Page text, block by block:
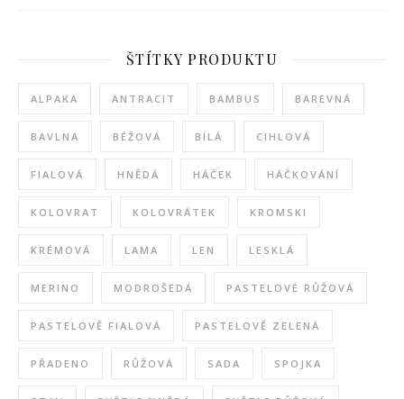
ŠTÍTKY PRODUKTU
ALPAKA ANTRACIT BAMBUS BAREVNÁ
BAVLNA BÉŽOVÁ BÍLÁ CIHLOVÁ
FIALOVÁ HNĚDÁ HÁČEK HÁČKOVÁNÍ
KOLOVRAT KOLOVRÁTEK KROMSKI
KRÉMOVÁ LAMA LEN LESKLÁ
MERINO MODROŠEDÁ PASTELOVÉ RŮŽOVÁ
PASTELOVĚ FIALOVÁ PASTELOVĚ ZELENÁ
PŘADENO RŮŽOVÁ SADA SPOJKA